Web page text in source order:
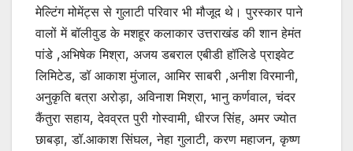
मेल्टिंग मोमेंट्स से गुलाटी परिवार भी मौजूद थे। पुरस्कार पाने
वालों में बॉलीवुड के मशहूर कलाकार उत्तराखंड की शान हेमंत
पांडे ,अभिषेक मिश्रा, अजय डबराल एबीडी हॉलिडे प्राइवेट
लिमिटेड, डॉ आकाश मुंजाल, आमिर साबरी ,अनीश विरमानी,
अनुकृति बत्रा अरोड़ा, अविनाश मिश्रा, भानु कर्णवाल, चंदर
कैंतुरा सहाय, देवव्रत पुरी गोस्वामी, धीरज सिंह, अमर ज्योत
छाबड़ा, डॉ.आकाश सिंघल, नेहा गुलाटी, करण महाजन, कृष्ण